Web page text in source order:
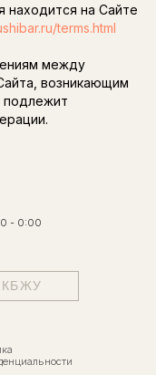
на Сайте
terms.html
между
возникающим
подлежит